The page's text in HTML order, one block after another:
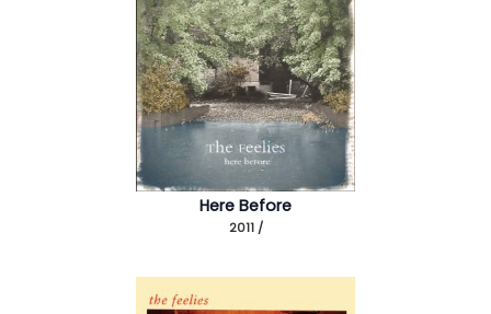
Here Before
2011 /